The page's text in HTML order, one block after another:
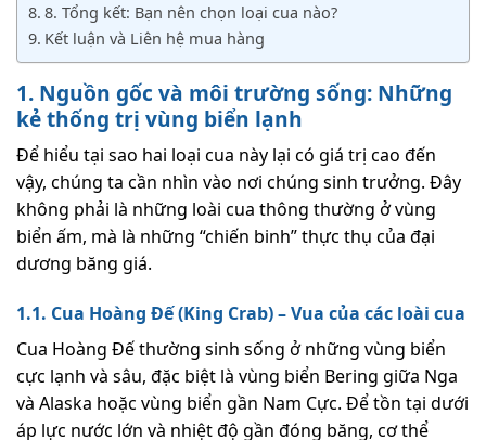
8. Tổng kết: Bạn nên chọn loại cua nào?
Kết luận và Liên hệ mua hàng
1. Nguồn gốc và môi trường sống: Những
kẻ thống trị vùng biển lạnh
Để hiểu tại sao hai loại cua này lại có giá trị cao đến
vậy, chúng ta cần nhìn vào nơi chúng sinh trưởng. Đây
không phải là những loài cua thông thường ở vùng
biển ấm, mà là những “chiến binh” thực thụ của đại
dương băng giá.
1.1. Cua Hoàng Đế (King Crab) – Vua của các loài cua
Cua Hoàng Đế thường sinh sống ở những vùng biển
cực lạnh và sâu, đặc biệt là vùng biển Bering giữa Nga
và Alaska hoặc vùng biển gần Nam Cực. Để tồn tại dưới
áp lực nước lớn và nhiệt độ gần đóng băng, cơ thể